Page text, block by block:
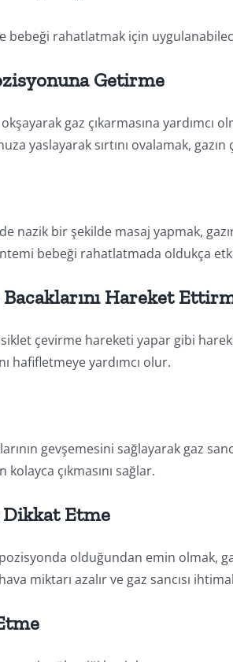
bebeği rahatlatmak için
Getirme
gaz çıkarmasına yardımcı
yaslayarak sırtını ovalamak, gazın
nazik bir şekilde masaj yapmak,
bebeği rahatlatmada oldukça
Bacaklarını Hareket
çevirme hareketi yapar gibi
hafifletmeye yardımcı olur.
gevşemesini sağlayarak gaz
kolayca çıkmasını sağlar.
Dikkat Etme
olduğundan emin olmak,
miktarı azalır ve gaz sancısı